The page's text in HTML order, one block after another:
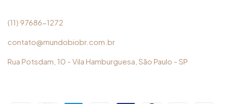
(11) 97686-1272
contato@mundobiobr.com.br
Rua Potsdam, 10 - Vila Hamburguesa, São Paulo - SP